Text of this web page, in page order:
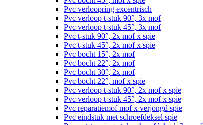
Pvc verloopring excentrisch
Pvc verloop t-stuk 90°, 3x mof
Pvc verloop t-stuk 45°, 3x mof
Pvc t-stuk 90°, 2x mof x spie
Pvc t-stuk 45°, 2x mof x spie
Pvc bocht 15°, 2x mof
Pvc bocht 22°, 2x mof
Pvc bocht 30°, 2x mof
Pvc bocht 22°, mof x spie
Pvc verloop t-stuk 90°, 2x mof x spie
Pvc verloop t-stuk 45°, 2x mof x spie
Pvc reparatiemof mof x verjongd spie
Pvc eindstuk met schroefdeksel spie